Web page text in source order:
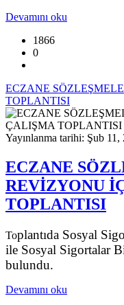
Devamını oku
1866
0
ECZANE
TOPLANTISI
Yayınlanma tarihi: Şub 11,
ECZANE
REVİZYONU
TOPLANTISI
Toplantıda Sosyal
ile Sosyal Sigortalar
bulundu.
Devamını oku